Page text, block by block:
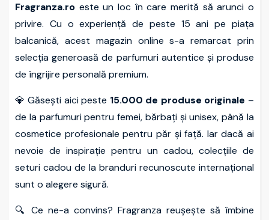
Fragranza.ro este un loc în care merită să arunci o
privire. Cu o experiență de peste 15 ani pe piața
balcanică, acest magazin online s-a remarcat prin
selecția generoasă de parfumuri autentice și produse
de îngrijire personală premium.
💎 Găsești aici peste 15.000 de produse originale –
de la parfumuri pentru femei, bărbați și unisex, până la
cosmetice profesionale pentru păr și față. Iar dacă ai
nevoie de inspirație pentru un cadou, colecțiile de
seturi cadou de la branduri recunoscute internațional
sunt o alegere sigură.
🔍 Ce ne-a convins? Fragranza reușește să îmbine